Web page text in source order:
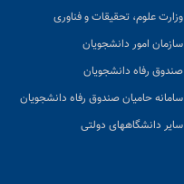
وزارت علوم، تحقیقات و فناوری
سازمان امور دانشجویان
صندوق رفاه دانشجویان
سامانه حامیان صندوق رفاه دانشجویان
سایر دانشگاههای دولتی